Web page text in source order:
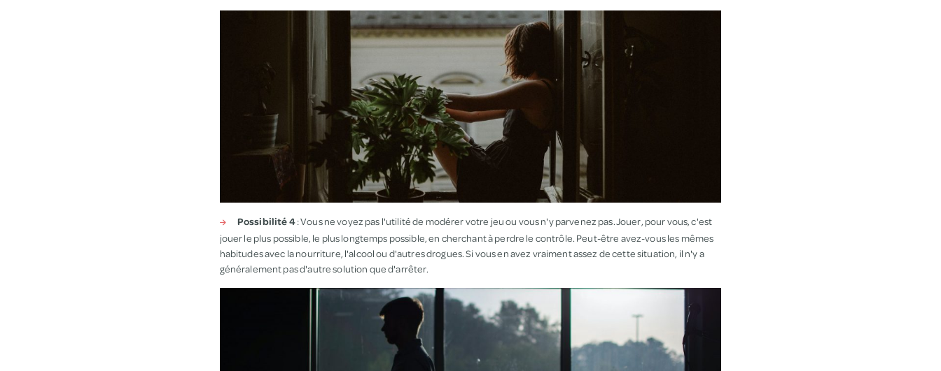
Possibilité 4: Vous ne voyez pas l'utilité de modérer votre jeu ou vous n'y parvenez pas. Jouer, pour vous, c'est
jouer le plus possible, le plus longtemps possible, en cherchant à perdre le contrôle. Peut-être avez-vous les mêmes
habitudes avec la nourriture, l'alcool ou d'autres drogues. Si vous en avez vraiment assez de cette situation, il n'y a
généralement pas d'autre solution que d'arrêter.